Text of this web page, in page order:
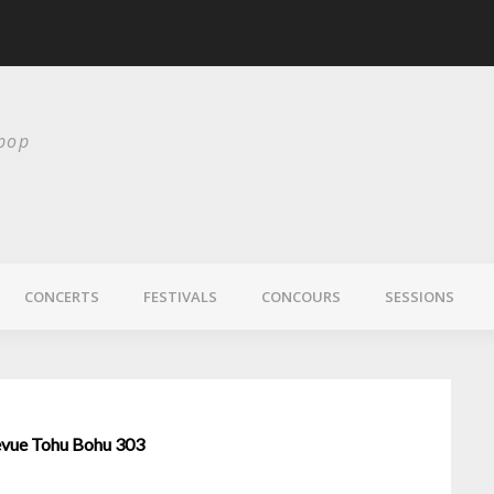
CONCERTS FESTIVALS CONCOURS SESSIONS
Tohu Bohu 303